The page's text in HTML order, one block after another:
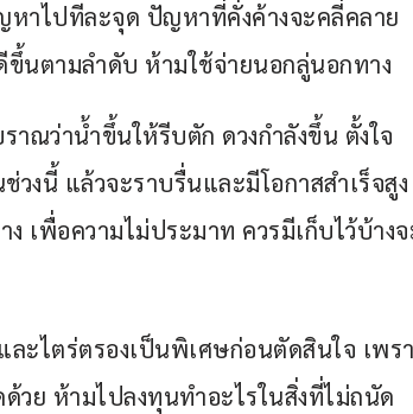
าไปทีละจุด ปัญหาที่คั่งค้างจะคลี่คลาย
ขึ้นตามลำดับ ห้ามใช้จ่ายนอกลู่นอกทาง
าณว่าน้ำขึ้นให้รีบตัก ดวงกำลังขึ้น ตั้งใจ
วงนี้ แล้วจะราบรื่นและมีโอกาสสำเร็จสูง
เพื่อความไม่ประมาท ควรมีเก็บไว้บ้าง
ะไตร่ตรองเป็นพิเศษก่อนตัดสินใจ เพร
วย ห้ามไปลงทุนทำอะไรในสิ่งที่ไม่ถนัด